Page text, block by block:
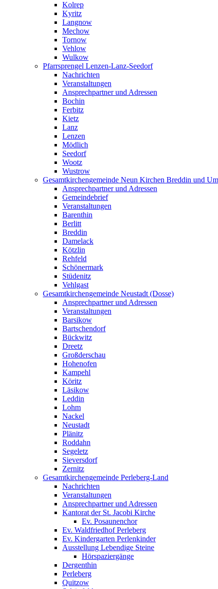
Kolrep
Kyritz
Langnow
Mechow
Tornow
Vehlow
Wulkow
Pfarrsprengel Lenzen-Lanz-Seedorf
Nachrichten
Veranstaltungen
Ansprechpartner und Adressen
Bochin
Ferbitz
Kietz
Lanz
Lenzen
Mödlich
Seedorf
Wootz
Wustrow
Gesamtkirchengemeinde Neun Kirchen Breddin und
Ansprechpartner und Adressen
Gemeindebrief
Veranstaltungen
Barenthin
Berlitt
Breddin
Damelack
Kötzlin
Rehfeld
Schönermark
Stüdenitz
Vehlgast
Gesamtkirchengemeinde Neustadt (Dosse)
Ansprechpartner und Adressen
Veranstaltungen
Barsikow
Bartschendorf
Bückwitz
Dreetz
Großderschau
Hohenofen
Kampehl
Köritz
Läsikow
Leddin
Lohm
Nackel
Neustadt
Plänitz
Roddahn
Segeletz
Sieversdorf
Zernitz
Gesamtkirchengemeinde Perleberg-Land
Nachrichten
Veranstaltungen
Ansprechpartner und Adressen
Kantorat der St. Jacobi Kirche
Ev. Posaunenchor
Ev. Waldfriedhof Perleberg
Ev. Kindergarten Perlenkinder
Ausstellung Lebendige Steine
Hörspaziergänge
Dergenthin
Perleberg
Quitzow